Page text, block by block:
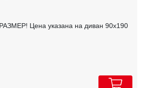
Цена указана на диван 90х190